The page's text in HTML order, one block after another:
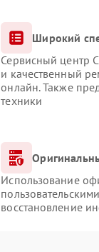
Широкий
Сервисный центр
и качественный
онлайн. Также
техники
Использование
восстановление